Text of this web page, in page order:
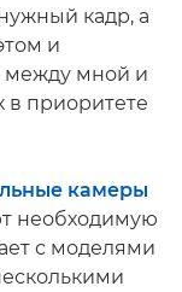
кадр, а
и
между мной и
в приоритете
камеры
необходимую
с моделями